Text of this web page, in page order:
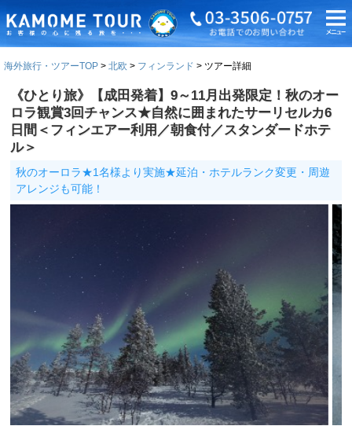
海外旅行・ツアーTOP 北欧 フィンランド ツアー詳細
《ひとり旅》【成田発着】9～11月出発限定！秋のオー
ロラ観賞3回チャンス★自然に囲まれたサーリセルカ6
日間＜フィンエアー利用／朝食付／スタンダードホテ
ル＞
秋のオーロラ★1名様より実施★延泊・ホテルランク変更・周遊
アレンジも可能！